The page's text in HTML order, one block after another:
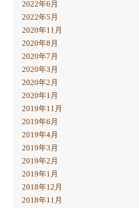
2022年6月
2022年5月
2020年11月
2020年8月
2020年7月
2020年3月
2020年2月
2020年1月
2019年11月
2019年6月
2019年4月
2019年3月
2019年2月
2019年1月
2018年12月
2018年11月